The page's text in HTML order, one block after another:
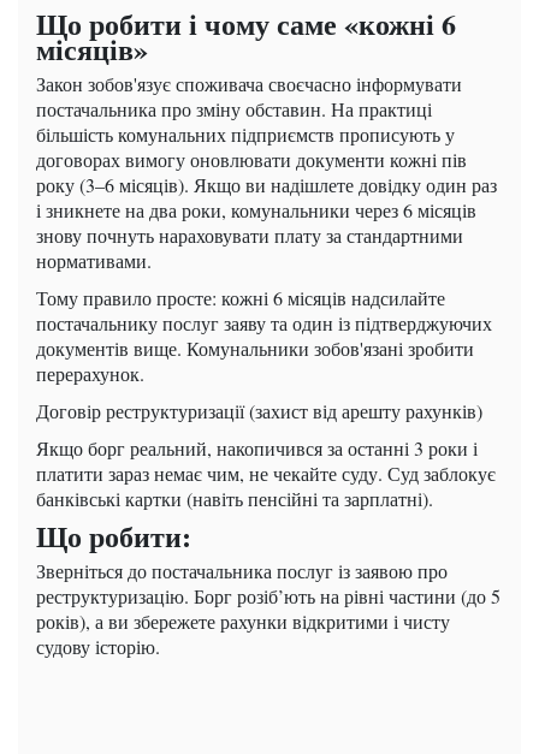
Що робити і чому саме «кожні 6
місяців»
Закон зобов'язує споживача своєчасно інформувати
постачальника про зміну обставин. На практиці
більшість комунальних підприємств прописують у
договорах вимогу оновлювати документи кожні пів
року (3–6 місяців). Якщо ви надішлете довідку один раз
і зникнете на два роки, комунальники через 6 місяців
знову почнуть нараховувати плату за стандартними
нормативами.
Тому правило просте: кожні 6 місяців надсилайте
постачальнику послуг заяву та один із підтверджуючих
документів вище. Комунальники зобов'язані зробити
перерахунок.
Договір реструктуризації (захист від арешту рахунків)
Якщо борг реальний, накопичився за останні 3 роки і
платити зараз немає чим, не чекайте суду. Суд заблокує
банківські картки (навіть пенсійні та зарплатні).
Що робити:
Зверніться до постачальника послуг із заявою про
реструктуризацію. Борг розіб’ють на рівні частини (до 5
років), а ви збережете рахунки відкритими і чисту
судову історію.